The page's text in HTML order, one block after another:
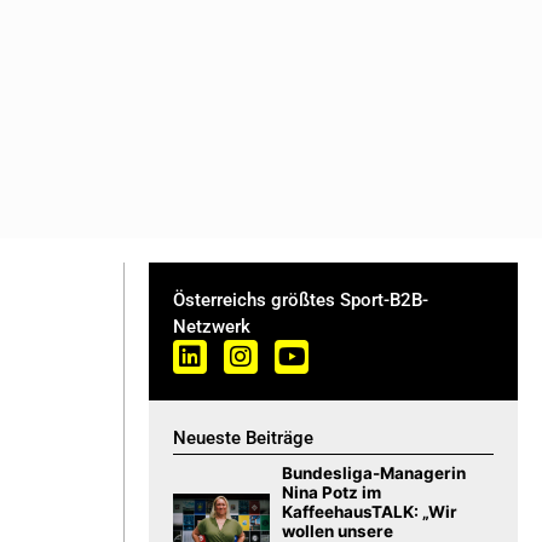
Österreichs größtes Sport-B2B-
Netzwerk
Neueste Beiträge
Bundesliga-Managerin
Nina Potz im
KaffeehausTALK: „Wir
wollen unsere